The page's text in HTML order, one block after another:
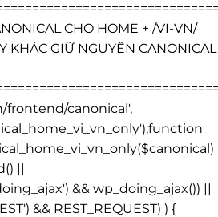
CHO HOME + /VI-VN/
KHÁC GIỮ NGUYÊN CANONICAL
frontend/canonical',
||
&& wp_doing_ajax()) ||
&& REST_REQUEST) ) {